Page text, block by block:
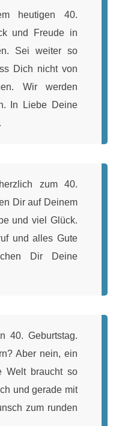
heutigen 40.
und Freude in
Sei weiter so
Dich nicht von
Wir werden
In Liebe Deine
zum 40.
Dir auf Deinem
und viel Glück.
und alles Gute
Dir Deine
40. Geburtstag.
Aber nein, ein
Welt braucht so
und gerade mit
zum runden